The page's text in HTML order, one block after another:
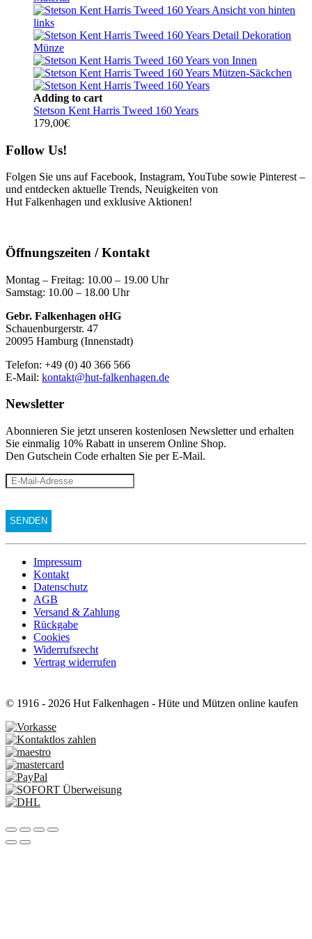
Adding to cart
Stetson Kent Harris Tweed 160 Years
179,00€
Follow Us!
Folgen Sie uns auf Facebook, Instagram, YouTube sowie Pinterest –
und entdecken aktuelle Trends, Neuigkeiten von
Hut Falkenhagen und exklusive Aktionen!
Öffnungszeiten / Kontakt
Montag – Freitag: 10.00 – 19.00 Uhr
Samstag: 10.00 – 18.00 Uhr
Gebr. Falkenhagen oHG
Schauenburgerstr. 47
20095 Hamburg (Innenstadt)
Telefon: +49 (0) 40 366 566
E-Mail: kontakt@hut-falkenhagen.de
Newsletter
Abonnieren Sie jetzt unseren kostenlosen Newsletter und erhalten
Sie einmalig 10% Rabatt in unserem Online Shop.
Den Gutschein Code erhalten Sie per E-Mail.
Impressum
Kontakt
Datenschutz
AGB
Versand & Zahlung
Rückgabe
Cookies
Widerrufsrecht
Vertrag widerrufen
© 1916 - 2026 Hut Falkenhagen - Hüte und Mützen online kaufen